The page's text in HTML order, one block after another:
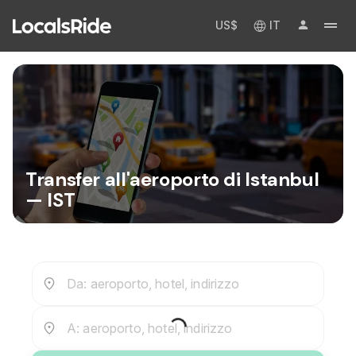
US$ IT
Transfer all'aeroporto di Istanbul
— IST
Da: aeroporto, hotel, indirizzo
A: aeroporto, hotel, indirizzo